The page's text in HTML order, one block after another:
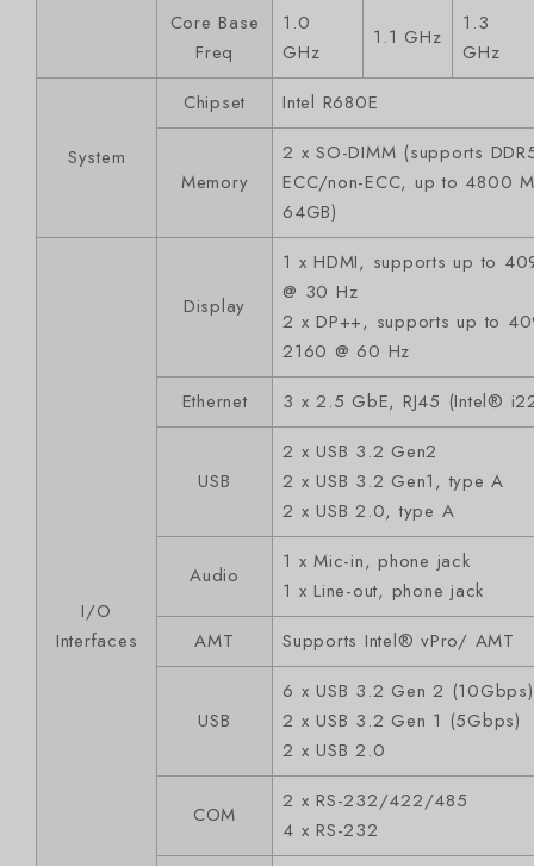
Core Base
Freq
1.0
GHz
1.1 GHz
1.3
GHz
System
Chipset Intel R680E
Memory
2 x SO-DIMM (supports
ECC/non-ECC, up to 4800
64GB)
I/O
Interfaces
Display
1 x HDMI, supports up to
@ 30 Hz
2 x DP++, supports up to
2160 @ 60 Hz
Ethernet
3 x 2.5 GbE, RJ45 (Intel®
USB
2 x USB 3.2 Gen2
2 x USB 3.2 Gen1, type A
2 x USB 2.0, type A
Audio
1 x Mic-in, phone jack
1 x Line-out, phone jack
AMT
Supports Intel® vPro/ AMT
USB
6 x USB 3.2 Gen 2 (10Gbps)
2 x USB 3.2 Gen 1 (5Gbps)
2 x USB 2.0
COM
2 x RS-232/422/485
4 x RS-232